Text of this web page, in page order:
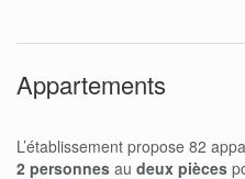
Appartements
L’établissement propose 82
2 personnes au deux pièces